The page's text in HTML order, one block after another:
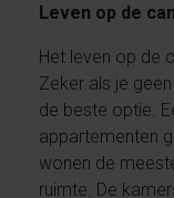
Leven op de
Het leven op de
Zeker als je
de beste optie.
appartementen
wonen de
ruimte. De